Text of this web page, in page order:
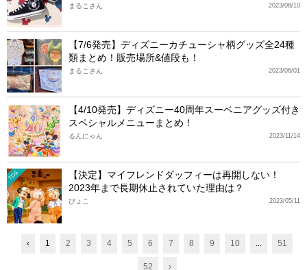
2023/06/10
まるこさん
【7/6発売】ディズニーカチューシャ柄グッズ全24種
類まとめ！販売場所&値段も！
2023/06/01
まるこさん
【4/10発売】ディズニー40周年スーベニアグッズ付き
スペシャルメニューまとめ！
2023/11/14
るんにゃん
TDS
【決定】マイフレンドダッフィーは再開しない！
2023年まで長期休止されていた理由は？
2023/05/11
ぴょこ
‹ 1 2 3 4 5 6 7 8 9 10 ... 51
52 ›